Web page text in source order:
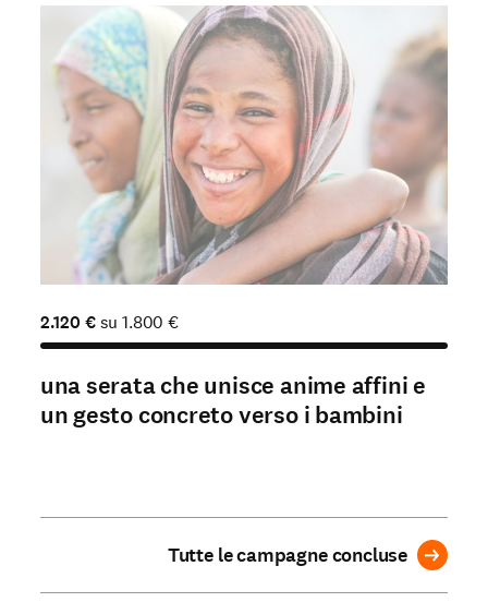
Tutte le campagne concluse
2.120 €su1.800€
una serata che unisce anime affini e
un gesto concreto verso i bambini